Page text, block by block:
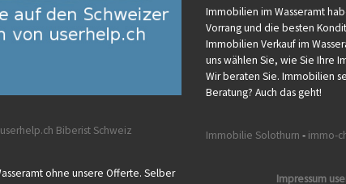
Biberist Schweiz
ohne unsere Offerte. Selber
Immobilien im Wasseramt
Vorrang und die besten
Immobilien Verkauf im
uns wählen Sie, wie Sie Ihre
Wir beraten Sie. Immobilien
Beratung? Auch das geht!
Immobilie Solothurn - immo-
Impressum